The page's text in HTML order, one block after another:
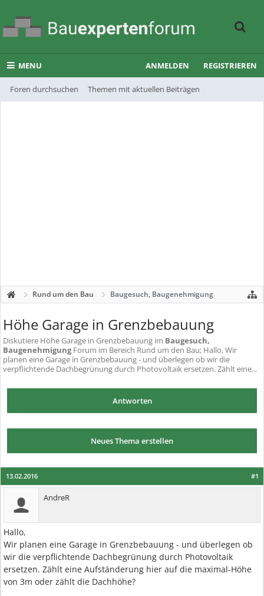
MENU
Foren durchsuchen Themen mit aktuellen Beiträgen
ANMELDEN REGISTRIEREN
Rund um den Bau Baugesuch, Baugenehmigung
Höhe Garage in Grenzbebauung
Diskutiere Höhe Garage in Grenzbebauung im Baugesuch,
Baugenehmigung Forum im Bereich Rund um den Bau; Hallo, Wir
planen eine Garage in Grenzbebauung - und überlegen ob wir die
verpflichtende Dachbegrünung durch Photovoltaik ersetzen. Zählt eine...
Antworten
Neues Thema erstellen
#1
13.02.2016
AndreR
Hallo,
Wir planen eine Garage in Grenzbebauung - und überlegen ob
wir die verpflichtende Dachbegrünung durch Photovoltaik
ersetzen. Zählt eine Aufständerung hier auf die maximal-Höhe
von 3m oder zählt die Dachhöhe?